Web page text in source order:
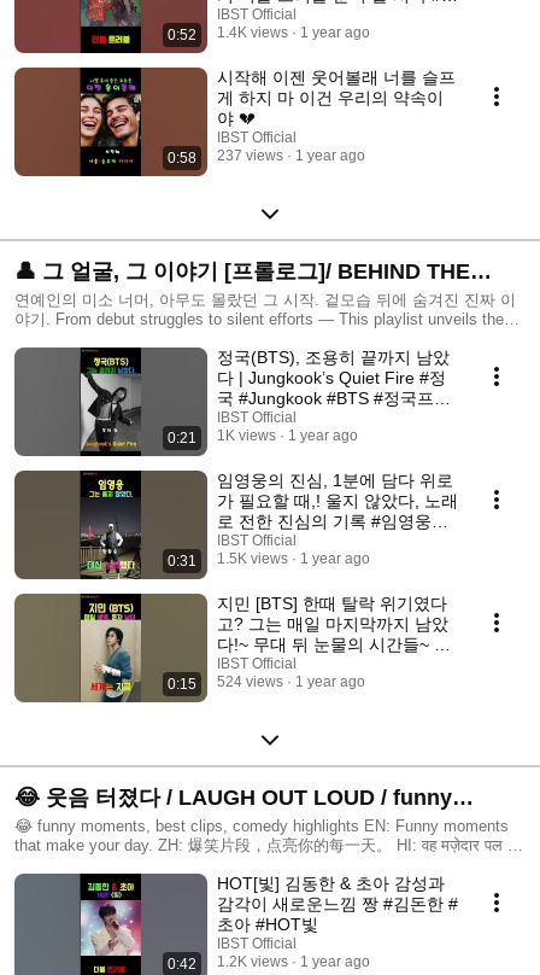
0:52
현승 #전지우 #장도연 #김지석
IBST Official
1.4K views
1 year ago
0:58
시작해 이젠 웃어볼래 너를 슬프
게 하지 마 이건 우리의 약속이
야 💔
IBST Official
237 views
1 year ago
👤 그 얼굴, 그 이야기 [프롤로그]/ BEHIND THE
FACE / celebrity story, character focus, deep
profile
연예인의 미소 너머, 아무도 몰랐던 그 시작. 겉모습 뒤에 숨겨진 진짜 이
야기. From debut struggles to silent efforts — This playlist unveils the
#KpopStory #아이돌프롤로그 #연예인스토리 celebrity story, character
focus, deep profile EN: Unseen stories behind familiar faces. ZH: 熟悉面
孔背后的不为人知的故事。 HI: जाने-पहचाने चेहरों के पीछे छुपी कहानियाँ। ID:
Kisah di balik wajah yang sudah dikenal. VI: Những câu chuyện chưa kể
sau những gương mặt quen thuộc. TH: เรื่องราวเบื้องหลังใบหน้าที่คุณคุ้น
เคย #BehindTheFace #CelebrityProfile #明星背后 #सेलेब्रिटीकहानी
#ProfilArtis #hậutrường #เบื้องหลังดารา #人物解剖
0:21
정국(BTS), 조용히 끝까지 남았
다 | Jungkook’s Quiet Fire #정
국 #Jungkook #BTS #정국프롤
로그
IBST Official
1K views
1 year ago
0:31
임영웅의 진심, 1분에 담다 위로
가 필요할 때,! 울지 않았다, 노래
로 전한 진심의 기록 #임영웅
#LimYoungWoong #영웅시대 #
트로트
IBST Official
1.5K views
1 year ago
0:15
지민 [BTS] 한때 탈락 위기였다
고? 그는 매일 마지막까지 남았
다!~ 무대 뒤 눈물의 시간들~ #
IBST Official
524 views
1 year ago
😂 웃음 터졌다 / LAUGH OUT LOUD / funny
moments, best clips, comedy highlights
😂 funny moments, best clips, comedy highlights EN: Funny moments
that make your day. ZH: 爆笑片段，点亮你的每一天。 HI: वह मज़ेदार पल जो
khoảnh khắc hài hước khiến bạn cười thả ga. TH: โมเมนต์ตลกที่ทำให้
คุณหัวเราะจนท้องแข็ง #FunnyShorts #LOLClips #搞笑视频 #हास्यमोमेंट
#MomenLucu #khoảnhkhắchài #ตลกสุดๆ #예능모음
0:42
HOT[빛] 김동한 & 초아 감성과
감각이 새로운느낌 짱 #김돈한 #
초아 #HOT빛
IBST Official
1.2K views
1 year ago